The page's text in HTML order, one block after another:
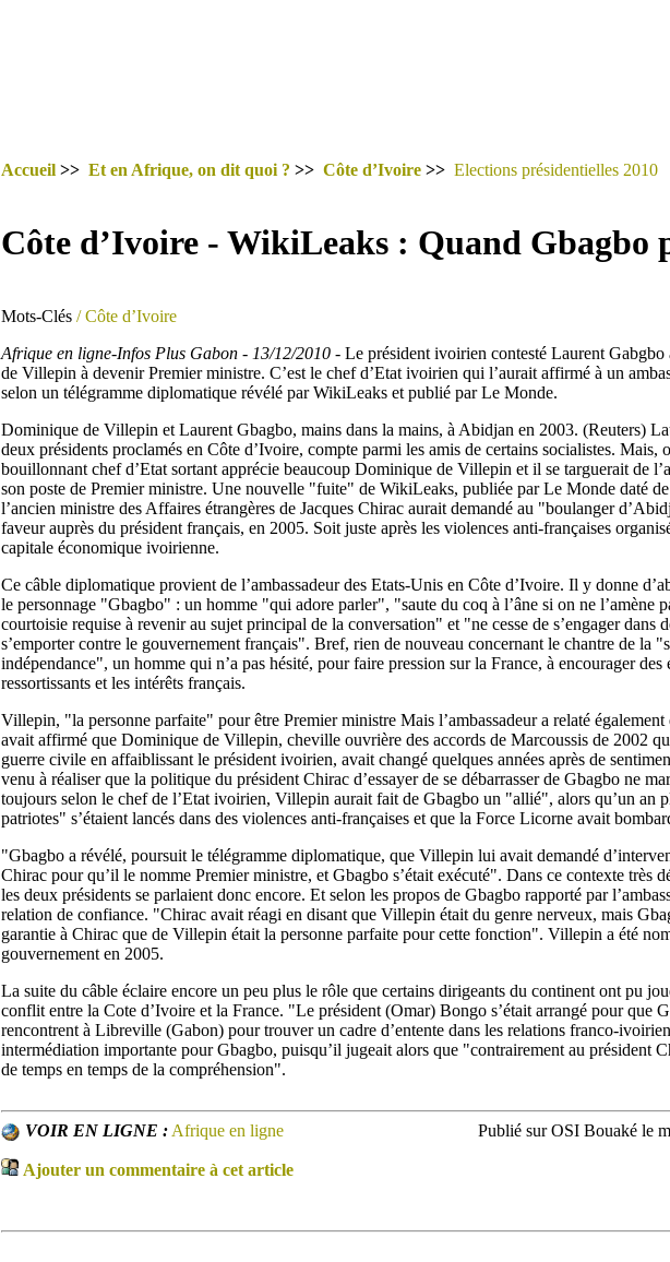
Accueil >> Et en Afrique, on dit quoi ? >> Côte d’Ivoire >> Elections présidentielles 2010
Côte d’Ivoire - WikiLeaks : Quand
Mots-Clés / Côte d’Ivoire
Afrique en ligne-Infos Plus Gabon - 13/12/2010 - Le président ivoirien contesté Laurent
de Villepin à devenir Premier ministre. C’est le chef d’Etat ivoirien qui l’aurait affirmé à un
selon un télégramme diplomatique révélé par WikiLeaks et publié par Le Monde.
Dominique de Villepin et Laurent Gbagbo, mains dans la mains, à Abidjan en 2003. (Reuters)
deux présidents proclamés en Côte d’Ivoire, compte parmi les amis de certains socialistes. Mais,
bouillonnant chef d’Etat sortant apprécie beaucoup Dominique de Villepin et il se targuerait de
son poste de Premier ministre. Une nouvelle "fuite" de WikiLeaks, publiée par Le Monde daté
l’ancien ministre des Affaires étrangères de Jacques Chirac aurait demandé au "boulanger
faveur auprès du président français, en 2005. Soit juste après les violences anti-françaises
capitale économique ivoirienne.
Ce câble diplomatique provient de l’ambassadeur des Etats-Unis en Côte d’Ivoire. Il y donne
le personnage "Gbagbo" : un homme "qui adore parler", "saute du coq à l’âne si on ne l’amène
courtoisie requise à revenir au sujet principal de la conversation" et "ne cesse de s’engager dans
s’emporter contre le gouvernement français". Bref, rien de nouveau concernant le chantre de la
indépendance", un homme qui n’a pas hésité, pour faire pression sur la France, à encourager des
ressortissants et les intérêts français.
Villepin, "la personne parfaite" pour être Premier ministre Mais l’ambassadeur a relaté
avait affirmé que Dominique de Villepin, cheville ouvrière des accords de Marcoussis de 2002
guerre civile en affaiblissant le président ivoirien, avait changé quelques années après de
venu à réaliser que la politique du président Chirac d’essayer de se débarrasser de Gbagbo ne
toujours selon le chef de l’Etat ivoirien, Villepin aurait fait de Gbagbo un "allié", alors qu’un an
patriotes" s’étaient lancés dans des violences anti-françaises et que la Force Licorne avait
"Gbagbo a révélé, poursuit le télégramme diplomatique, que Villepin lui avait demandé
Chirac pour qu’il le nomme Premier ministre, et Gbagbo s’était exécuté". Dans ce contexte très
les deux présidents se parlaient donc encore. Et selon les propos de Gbagbo rapporté par
relation de confiance. "Chirac avait réagi en disant que Villepin était du genre nerveux, mais
garantie à Chirac que de Villepin était la personne parfaite pour cette fonction". Villepin a été
gouvernement en 2005.
La suite du câble éclaire encore un peu plus le rôle que certains dirigeants du continent ont pu
conflit entre la Cote d’Ivoire et la France. "Le président (Omar) Bongo s’était arrangé pour que
rencontrent à Libreville (Gabon) pour trouver un cadre d’entente dans les relations franco-
intermédiation importante pour Gbagbo, puisqu’il jugeait alors que "contrairement au président
de temps en temps de la compréhension".
VOIR EN LIGNE : Afrique en ligne Publié sur OSI Bouaké le
Ajouter un commentaire à cet article